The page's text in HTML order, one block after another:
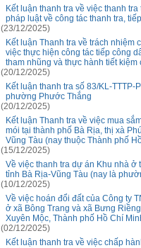
Kết luận thanh tra về việc thanh
pháp luật về công tác thanh tra,
(23/12/2025)
Kết luận Thanh tra về trách nhiệm
việc thực hiện công tác tiếp công
tham nhũng và thực hành tiết
(20/12/2025)
Kết luận thanh tra số 83/KL-
phường Phước Thắng
(20/12/2025)
Kết luận Thanh tra về việc mua
mói tại thành phố Bà Rịa, thị xà
Vũng Tàu (nay thuộc Thành phố
(15/12/2025)
Về việc thanh tra dự án Khu nhà ở
tỉnh Bà Rịa-Vũng Tàu (nay là
(10/12/2025)
Về việc hoán đổi đất của Công ty
ở xã Bông Trang và xã Bưng
Xuyên Mộc, Thành phố Hồ Chí
(02/12/2025)
Kết luận thanh tra về việc chấp